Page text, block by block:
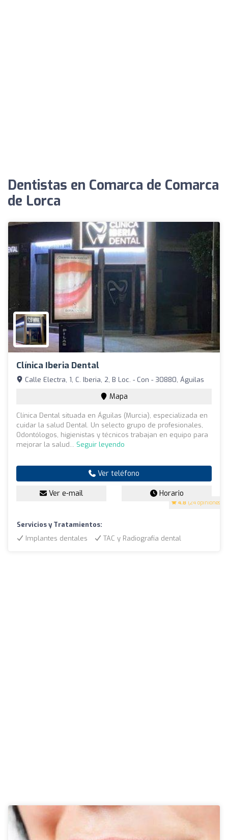
Dentistas en Comarca de Comarca
de Lorca
Clínica Iberia Dental
4.8 (24 opiniones)
Calle Electra, 1, C. Iberia, 2, B Loc. - Con - 30880, Águilas
Mapa
Clínica Dental situada en Águilas (Murcia), especializada en
cuidar la salud Dental. Un selecto grupo de profesionales,
Odontólogos, higienistas y técnicos trabajan en equipo para
mejorar la salud... Seguir leyendo
Ver teléfono
Ver e-mail Horario
Servicios y Tratamientos:
Implantes dentales
TAC y Radiografía dental